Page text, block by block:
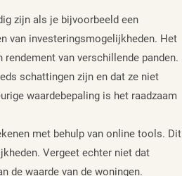
zijn als je bijvoorbeeld een
van investeringsmogelijkheden. Het
van verschillende panden.
schattingen zijn en dat ze niet
waardebepaling is het raadzaam
met behulp van online tools. Dit
Vergeet echter niet dat
de waarde van de woningen.